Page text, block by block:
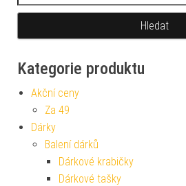
Kategorie produktu
Akční ceny
Za 49
Dárky
Balení dárků
Dárkové krabičky
Dárkové tašky